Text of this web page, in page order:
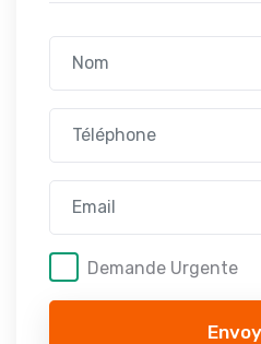
Demande Urgente